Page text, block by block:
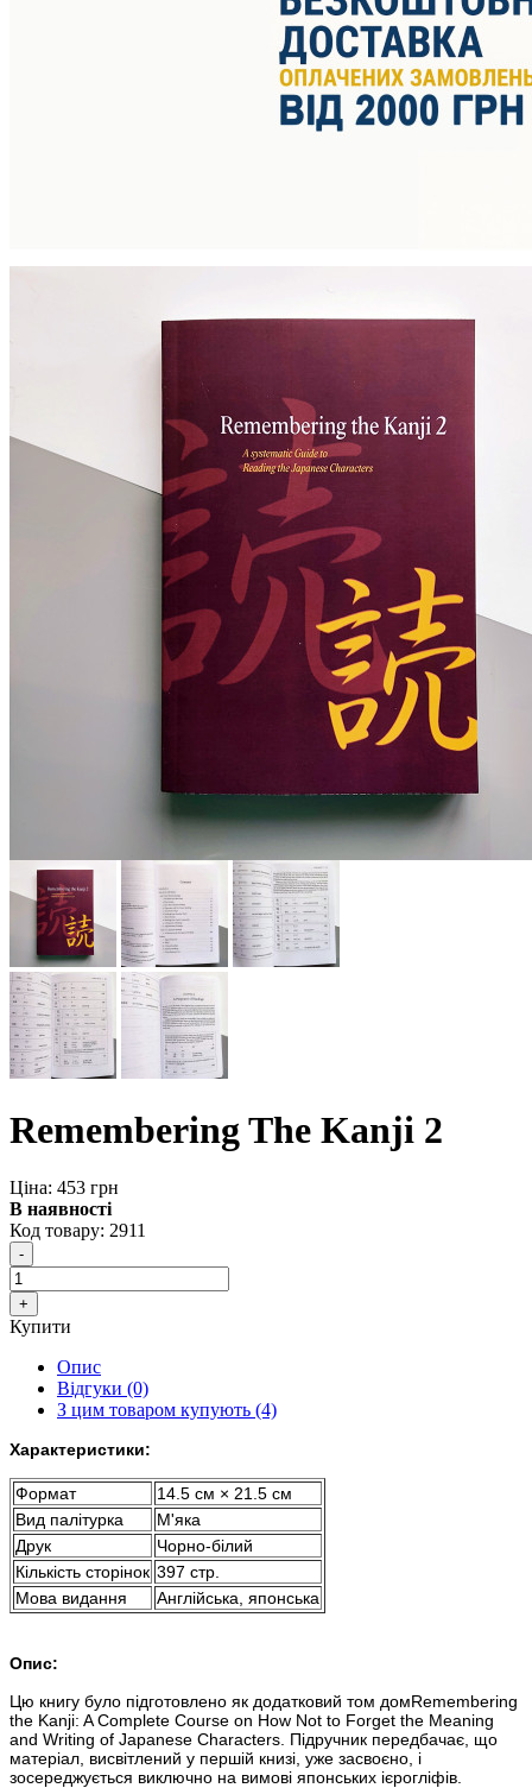
Remembering The Kanji 2
Ціна: 453 грн
В наявності
Код товару: 2911
Купити
Опис
Відгуки (0)
З цим товаром купують (4)
Характеристики:
Формат
14.5 см × 21.5 см
Вид палітурка
М'яка
Друк
Чорно-білий
Кількість сторінок 397 стр.
Мова видання
Англійська, японська
Опис:
Цю книгу було підготовлено як додатковий том домRemembering
the Kanji: A Complete Course on How Not to Forget the Meaning
and Writing of Japanese Characters. Підручник передбачає, що
матеріал, висвітлений у першій книзі, уже засвоєно, і
зосереджується виключно на вимові японських ієрогліфів.